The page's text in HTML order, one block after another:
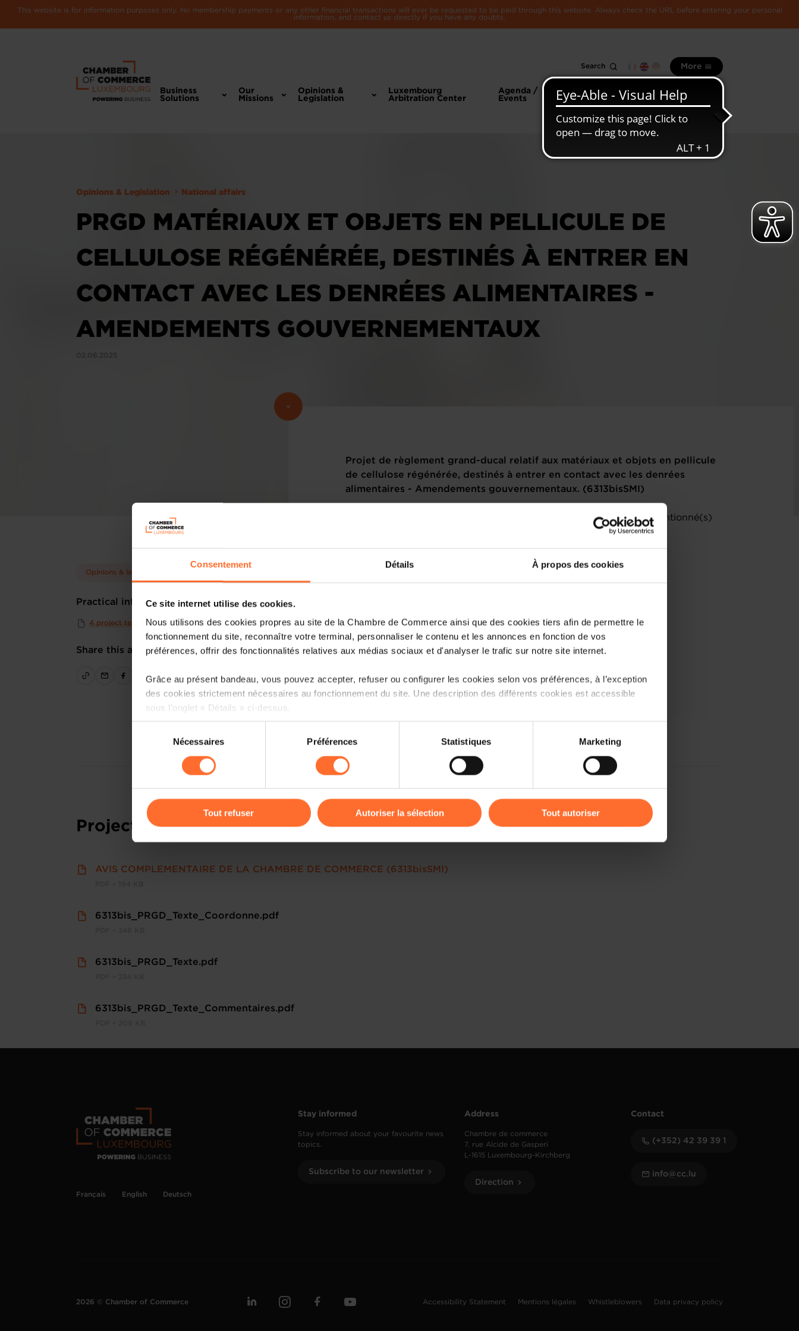
Consentement Détails À propos des cookies
Ce site internet utilise des cookies.
Nous utilisons des cookies propres au site de la Chambre de Commerce ainsi que des cookies tiers afin de permettre le
fonctionnement du site, reconnaître votre terminal, personnaliser le contenu et les annonces en fonction de vos
préférences, offrir des fonctionnalités relatives aux médias sociaux et d'analyser le trafic sur notre site internet.
Grâce au présent bandeau, vous pouvez accepter, refuser ou configurer les cookies selon vos préférences, à l’exception
des cookies strictement nécessaires au fonctionnement du site. Une description des différents cookies est accessible
sous l’onglet « Détails » ci-dessus.
Il est précisé que la navigation sur le site et certaines fonctionnalités (ex : lecture de vidéos, partage sur les réseaux
cas de refus de tous les cookies ou des cookies non nécessaires.
gauche de chaque page.
personnelles.
consentement
Nécessaires Préférences Statistiques Marketing
Tout refuser Autoriser la sélection Tout autoriser
This website is for information purposes only. No membership payments or any other financial transactions will ever be requested to be paid through this website. Always check the URL before entering your personal
information, and contact us directly if you have any doubts.
Search More
Business
Solutions
Our
Missions
Opinions &
Legislation
Luxembourg
Arbitration Center
Agenda /
Events
information
Luxembourg
economy
Opinions & Legislation National affairs
PRGD MATÉRIAUX ET OBJETS EN PELLICULE DE
CELLULOSE RÉGÉNÉRÉE, DESTINÉS À ENTRER EN
CONTACT AVEC LES DENRÉES ALIMENTAIRES -
AMENDEMENTS GOUVERNEMENTAUX
Opinions & legislation
Practical info
4 project texts
Share this article
Projet de règlement grand-ducal relatif aux matériaux et objets en pellicule
de cellulose régénérée, destinés à entrer en contact avec les denrées
alimentaires - Amendements gouvernementaux. (6313bisSMI)
Veuillez trouver ci-dessous le(s) texte(s) relatif(s) au(x) projet(s) mentionné(s)
Project texts
AVIS COMPLEMENTAIRE DE LA CHAMBRE DE COMMERCE (6313bisSMI)
6313bis_PRGD_Texte_Coordonne.pdf
6313bis_PRGD_Texte.pdf
6313bis_PRGD_Texte_Commentaires.pdf
Français English Deutsch
Stay informed
Stay informed about your favourite news
topics.
Subscribe to our newsletter
Address
Chambre de commerce
7, rue Alcide de Gasperi
L-1615 Luxembourg-Kirchberg
Direction
Contact
(+352) 42 39 39 1
info@cc.lu
2026 © Chamber of Commerce Accessibility Statement Mentions légales Whistleblowers Data privacy policy